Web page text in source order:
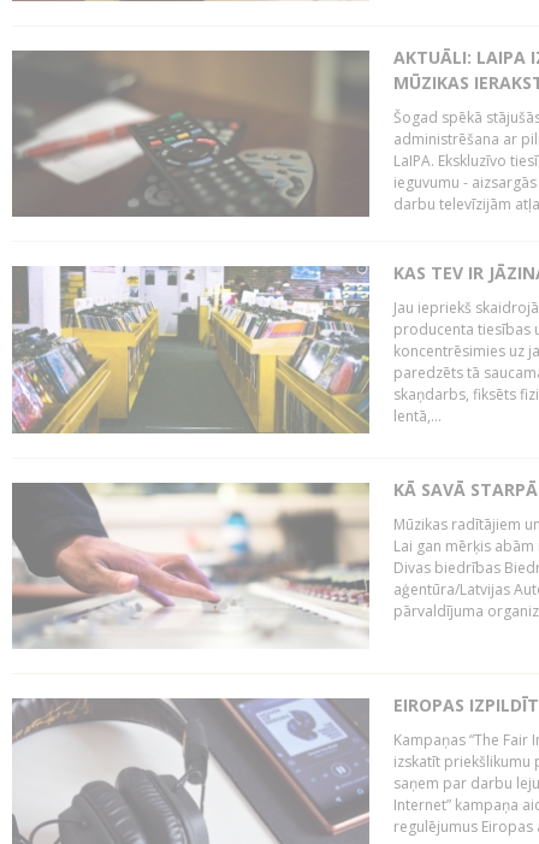
AKTUĀLI: LAIPA
MŪZIKAS
Šogad spēkā
administrēšana ar
LaIPA. Ekskluzīvo
ieguvumu -
darbu televīzijām
KAS TEV IR
Jau iepriekš
producenta tiesības
koncentrēsimies uz
paredzēts tā
skaņdarbs, fiksēts
lentā,...
KĀ SAVĀ
Mūzikas radītājiem
Lai gan mērķis
Divas biedrības
aģentūra/Latvijas
pārvaldījuma
EIROPAS
Kampaņas “The
izskatīt priekšlikumu
saņem par darbu
Internet” kampaņa
regulējumus